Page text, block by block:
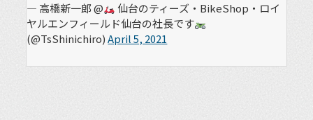
— 高橋新一郎 @
仙台のティーズ・BikeShop・ロイ
ヤルエンフィールド仙台の社長です
(@TsShinichiro)April 5, 2021